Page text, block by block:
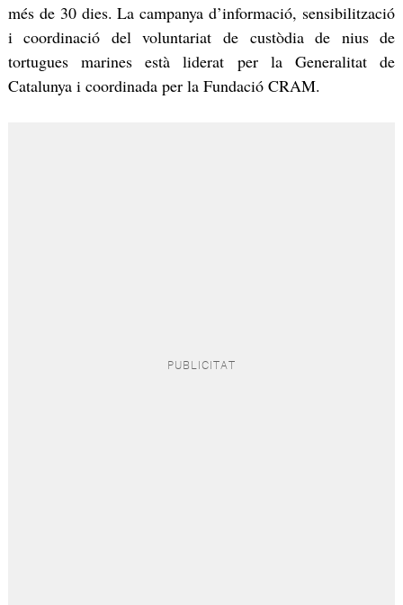
més de 30 dies. La campanya d’informació, sensibilització
i coordinació del voluntariat de custòdia de nius de
tortugues marines està liderat per la Generalitat de
Catalunya i coordinada per la Fundació CRAM.